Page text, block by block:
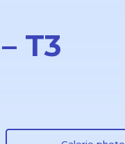
T3